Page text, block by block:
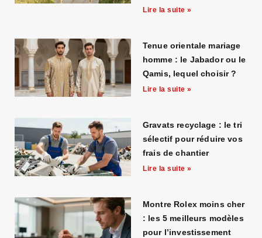
Lire la suite »
Tenue orientale mariage
homme : le Jabador ou le
Qamis, lequel choisir ?
Lire la suite »
Gravats recyclage : le tri
sélectif pour réduire vos
frais de chantier
Lire la suite »
Montre Rolex moins cher
: les 5 meilleurs modèles
pour l’investissement